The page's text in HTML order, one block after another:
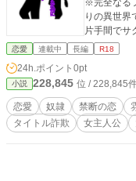
※完全なる
りの異世界です
片手間でサ
から見たく
程度を目安
恋愛 連載中 長編 R18
24h.ポイント 0pt
小説 228,845 位 / 228,845
恋愛 奴隷 禁断の恋
タイトル詐欺
女主人公